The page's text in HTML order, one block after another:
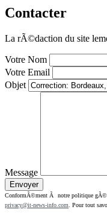
Contacter
La rÃ©daction du site
Votre Nom
Votre Email
Objet
Message
ConformÃ©ment Ã notre politique
privacy@it-news-info.com . Pour tout